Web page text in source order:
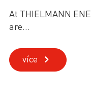
At THIELMANN
are...
více